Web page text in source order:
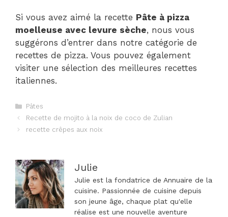
Si vous avez aimé la recette Pâte à pizza
moelleuse avec levure sèche, nous vous
suggérons d’entrer dans notre catégorie de
recettes de pizza. Vous pouvez également
visiter une sélection des meilleures recettes
italiennes.
Catégories
Pâtes
Navigation
des
Recette de mojito à la noix de coco de Zulian
recette crêpes aux noix
Julie
Julie est la fondatrice de Annuaire de la
cuisine. Passionnée de cuisine depuis
son jeune âge, chaque plat qu'elle
réalise est une nouvelle aventure